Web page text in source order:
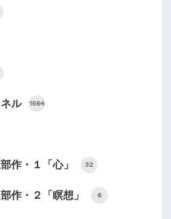
ル 1564
作・１「心」 32
作・２「瞑想」 6